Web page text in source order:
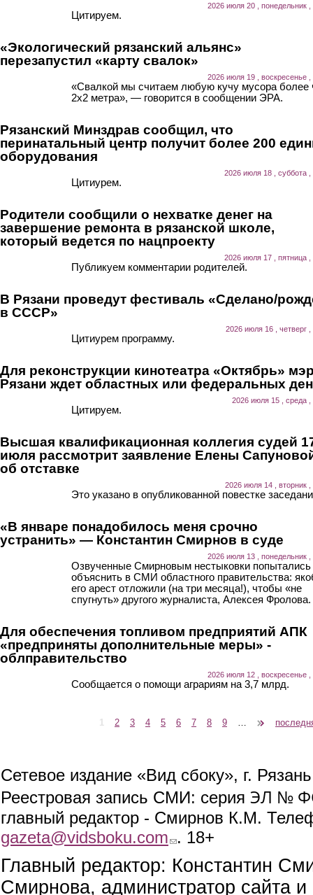
2026 июля 20 , понедельник ,
Цитируем.
«Экологический рязанский альянс»
перезапустил «карту свалок»
2026 июля 19 , воскресенье ,
«Свалкой мы считаем любую кучу мусора более
2х2 метра», — говорится в сообщении ЭРА.
Рязанский Минздрав сообщил, что
перинатальный центр получит более 200
оборудования
2026 июля 18 , суббота ,
Цитиурем.
Родители сообщили о нехватке денег на
завершение ремонта в рязанской школе,
который ведется по нацпроекту
2026 июля 17 , пятница ,
Публикуем комментарии родителей.
В Рязани проведут фестиваль «Сделано/
в СССР»
2026 июля 16 , четверг ,
Цитиурем программу.
Для реконструкции кинотеатра «Октябрь»
Рязани ждет областных или федеральных
2026 июля 15 , среда ,
Цитируем.
Высшая квалификационная коллегия судей
июля рассмотрит заявление Елены
об отставке
2026 июля 14 , вторник ,
Это указано в опубликованной повестке
«В январе понадобилось меня срочно
устранить» — Константин Смирнов в суде
2026 июля 13 , понедельник ,
Озвученные Смирновым нестыковки попытались
объяснить в СМИ областного правительства:
его арест отложили (на три месяца!), чтобы «не
спугнуть» другого журналиста, Алексея Фролова.
Для обеспечения топливом предприятий АПК
«предприняты дополнительные меры» -
облправительство
2026 июля 12 , воскресенье ,
Сообщается о помощи аграриям на 3,7 млрд.
1 2 3 4 5 6 7 8 9
Сетевое издание «Вид сбоку», г.
Реестровая запись СМИ: серия ЭЛ №
главный редактор - Смирнов К.М.
gazeta@vidsboku.com (link sends e-mail)
. 18+
Главный редактор: Константин
Смирнова, администратор сайта